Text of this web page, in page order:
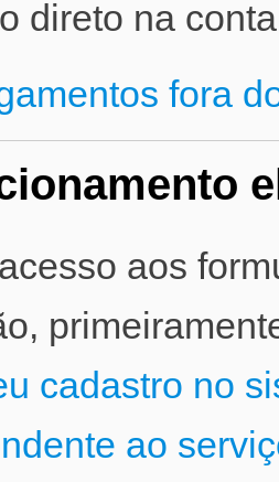
direto na
fora
aos
cadastro no
ao